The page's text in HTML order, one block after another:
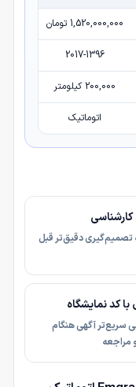
1,520,000,000 تومان
2017-1396
200,000 کیلومتر
اتوماتیک
دقیق‌تر قبل
با کد نمایشگاه
سریع‌تر آگهی هنگام
مراجعه